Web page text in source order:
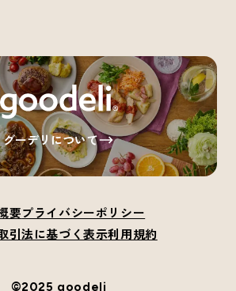
グーデリについて
要プライバシーポリシー
引法に基づく表示利用規約
©2025 goodeli